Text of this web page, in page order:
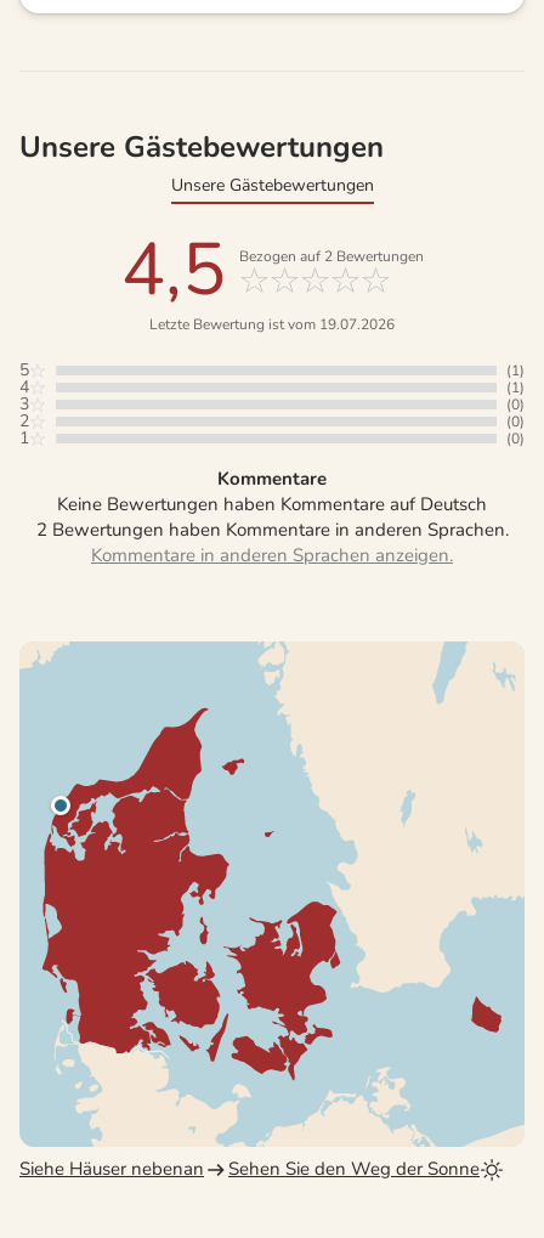
Unsere Gästebewertungen
Unsere Gästebewertungen
4,5 Bezogen auf 2Bewertungen
Letzte Bewertung ist vom 19.07.2026
5 (1)
4 (1)
3 (0)
2 (0)
1 (0)
Kommentare
Keine Bewertungen haben Kommentare auf Deutsch
2 Bewertungen haben Kommentare in anderen Sprachen.
Siehe Häuser nebenan Sehen Sie den Weg der Sonne